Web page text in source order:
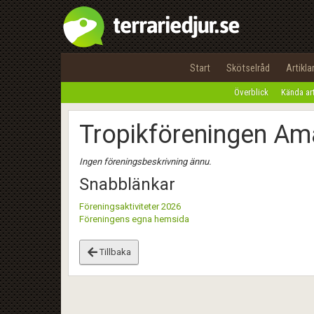
Start Skötselråd Artiklar
Överblick Kända
Tropikföreningen
Ingen föreningsbeskrivning ännu.
Snabblänkar
Föreningsaktiviteter 2026
Föreningens egna hemsida
Tillbaka